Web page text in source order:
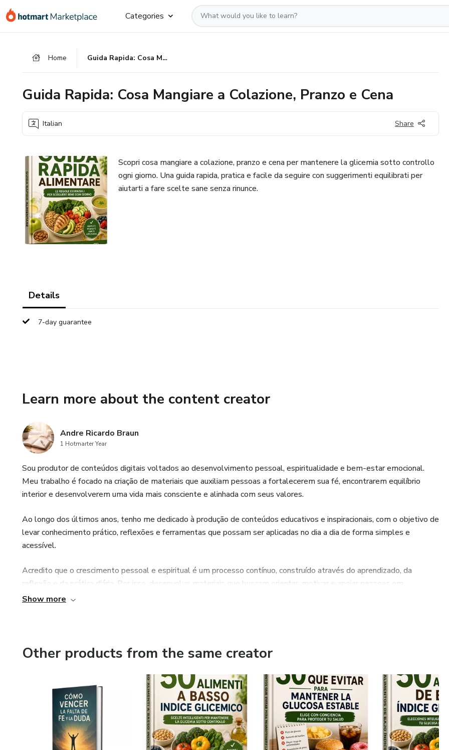
Go
Go
Go
Categories
Home Guida Rapida: Cosa Mangiare a Colazione, Pranzo e Cena
Guida Rapida: Cosa Mangiare a Colazione, Pranzo e Cena
Italian Share
Scopri cosa mangiare a colazione, pranzo e cena per mantenere la glicemia sotto controllo
ogni giorno. Una guida rapida, pratica e facile da seguire con suggerimenti equilibrati per
aiutarti a fare scelte sane senza rinunce.
Details
7-day guarantee
Learn more about the content creator
Andre Ricardo Braun
1 Hotmarter Year
Sou produtor de conteúdos digitais voltados ao desenvolvimento pessoal, espiritualidade e bem-estar emocional.
Meu trabalho é focado na criação de materiais que auxiliam pessoas a fortalecerem sua fé, encontrarem equilíbrio
interior e desenvolverem uma vida mais consciente e alinhada com seus valores.
Ao longo dos últimos anos, tenho me dedicado à produção de conteúdos educativos e inspiracionais, com o objetivo de
levar conhecimento prático, reflexões e ferramentas que possam ser aplicadas no dia a dia de forma simples e
acessível.
Acredito que o crescimento pessoal e espiritual é um processo contínuo, construído através do aprendizado, da
reflexão e da prática diária. Por isso, desenvolvo materiais que buscam orientar, motivar e apoiar pessoas em
diferentes fases da vida, sempre com respeito, ética e responsabilidade.
Show more
Other products from the same creator